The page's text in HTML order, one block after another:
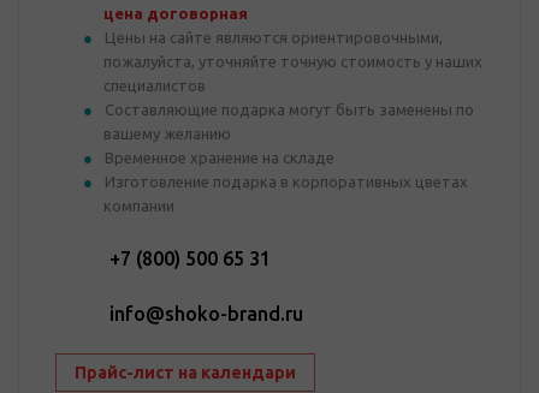
цена договорная
Цены на сайте являются ориентировочными,
пожалуйста, уточняйте точную стоимость у наших
специалистов
Составляющие подарка могут быть заменены по
вашему желанию
Временное хранение на складе
Изготовление подарка в корпоративных цветах
компании
+7 (800) 500 65 31
info@shoko-brand.ru
Прайс-лист на календари